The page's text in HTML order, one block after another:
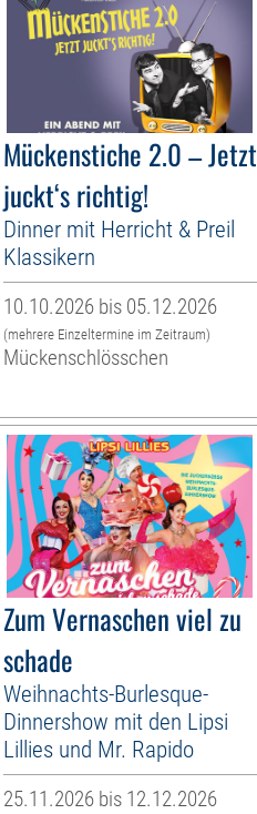
Mückenstiche 2.0 – Jetzt
juckt‘s richtig!
Dinner mit Herricht & Preil
Klassikern
10.10.2026 bis 05.12.2026
(mehrere Einzeltermine im Zeitraum)
Mückenschlösschen
Zum Vernaschen viel zu
schade
Weihnachts-Burlesque-
Dinnershow mit den Lipsi
Lillies und Mr. Rapido
25.11.2026 bis 12.12.2026